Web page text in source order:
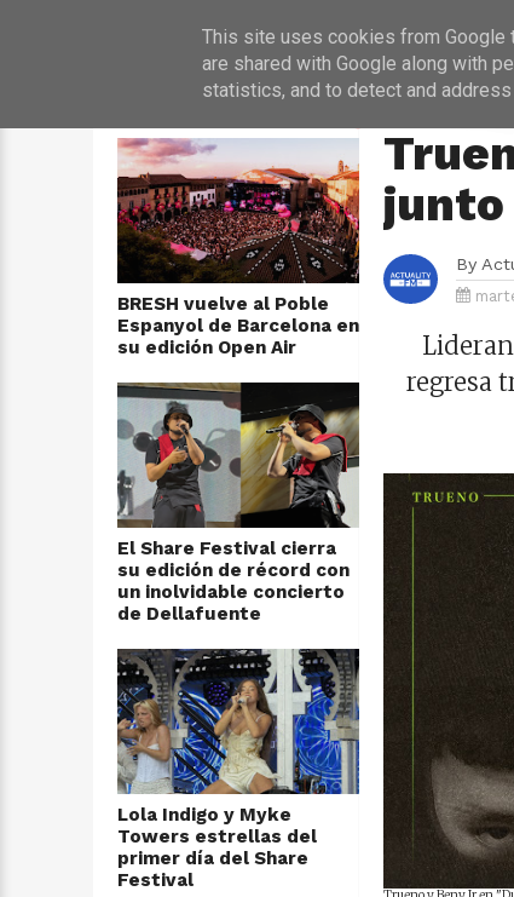
INICIO
BRESH vuelve al Poble
Espanyol de Barcelona en
su edición Open Air
El Share Festival cierra
su edición de récord con
un inolvidable concierto
de Dellafuente
Lola Indigo y Myke
Towers estrellas del
primer día del Share
Festival
junto
By
regresa
This site uses cookies from Google
are shared with Google along with
statistics, and to detect and address